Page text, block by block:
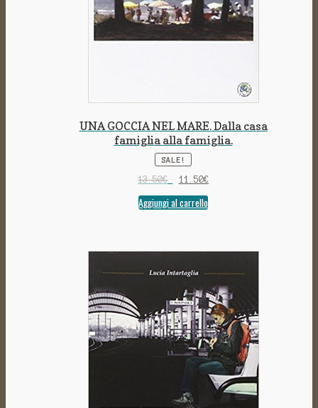
UNA GOCCIA NEL MARE. Dalla casa
famiglia alla famiglia.
SALE!
13.50€ 11.50€
Aggiungi al carrello